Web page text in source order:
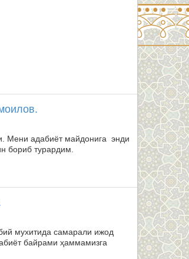
Мени адабиёт майдонига энди
бориб турардим.
мухитида самарали ижод
байрами ҳаммамизга